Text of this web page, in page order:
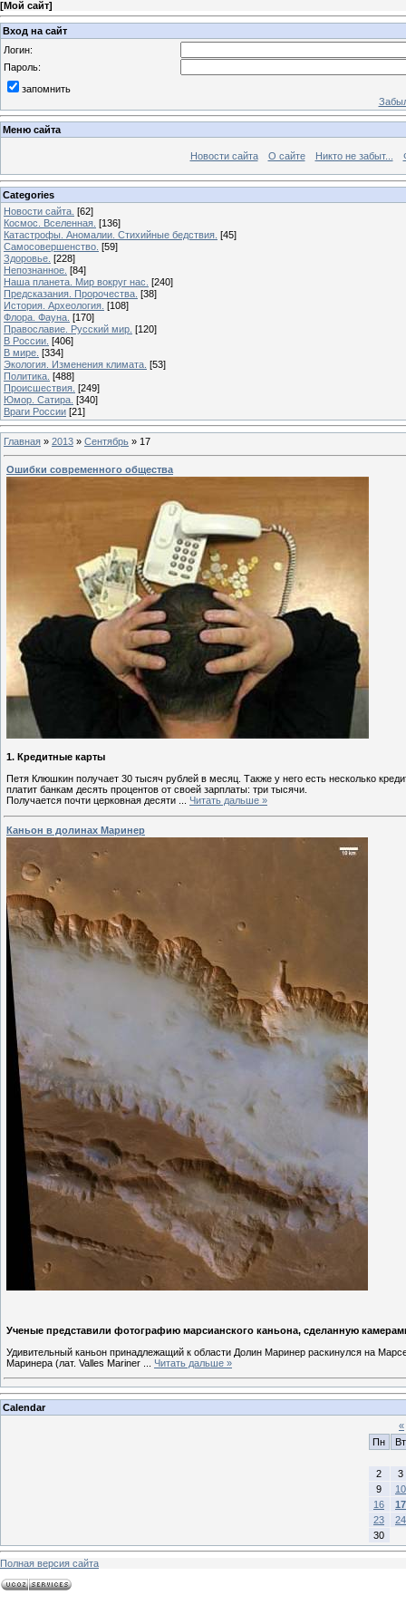
[Мой сайт]
Вход на сайт
Логин:
Пароль:
запомнить
Меню сайта
Новости сайта О сайте Никто не забыт...
Categories
Новости сайта. [62]
Космос. Вселенная. [136]
Катастрофы. Аномалии. Стихийные бедствия. [45]
Самосовершенство. [59]
Здоровье. [228]
Непознанное. [84]
Наша планета. Мир вокруг нас. [240]
Предсказания. Пророчества. [38]
История. Археология. [108]
Флора. Фауна. [170]
Православие. Русский мир. [120]
В России. [406]
В мире. [334]
Экология. Изменения климата. [53]
Политика. [488]
Происшествия. [249]
Юмор. Сатира. [340]
Враги России [21]
Главная » 2013 » Сентябрь » 17
Ошибки современного общества
1. Кредитные карты
Петя Клюшкин получает 30 тысяч рублей в месяц. Также у него есть несколько
платит банкам десять процентов от своей зарплаты: три тысячи.
Получается почти церковная десяти
Читать дальше »
Каньон в долинах Маринер
Ученые представили фотографию марсианского каньона, сделанную
Удивительный каньон принадлежащий к области Долин Маринер раскинулся на
Маринера (лат. Valles Mariner
Читать дальше »
Calendar
«
Пн
Вт
2
3
9
10
16
17
23
24
30
Полная версия сайта